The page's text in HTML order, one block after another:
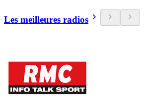
Les meilleures radios